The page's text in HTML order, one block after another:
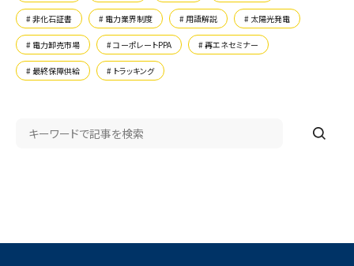
非化石証書 電力業界制度 用語解説 太陽光発電
電力卸売市場 コーポレートPPA 再エネセミナー
最終保障供給 トラッキング